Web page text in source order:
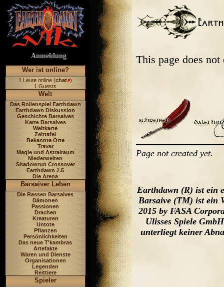
Anmeldung
Wer ist online?
1 Leute online (chat )
1 Guests
Welt
Das Rollenspiel Earthdawn
Earthdawn Diskussion
Geschichte Barsaives
Karte Barsaives
Weltkarte
Zeittafel
Bekannte Orte
Travar
Magie und Astralraum
Niederwelten
Shadowrun Crossover
Earthdawn 2.5
Die Arena
Barsaiver Leben
Die Rassen Barsaives
Dämonen
Passionen
Drachen
Kreaturen
Untote
Pflanzen
Persönlichkeiten
Das neue T'kambras
Artefakte
Waren und Dienste
Organisationen
Legenden
Reittiere
Spieler
This page does
Page not created yet.
Earthdawn (R) ist ein
Barsaive (TM) ist ein
2015 by FASA
Ulisses Spiele
unterliegt keiner